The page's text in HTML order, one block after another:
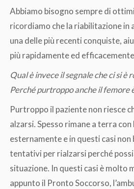
Abbiamo bisogno sempre di
ricordiamo che la riabilitazione in
una delle più recenti conquiste,
più rapidamente ed
Qual è invece il segnale che ci si è
Perché purtroppo anche il femore
Purtroppo il paziente non riesce
alzarsi. Spesso rimane a terra
esternamente e in questi casi
tentativi per rialzarsi perché
situazione. In questi casi è molto
appunto il Pronto Soccorso,